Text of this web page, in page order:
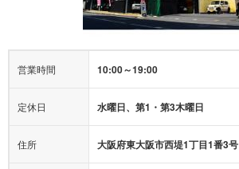
営業時間 10:00～19:00
定休日 水曜日、第1・第3木曜日
住所 大阪府東大阪市西堤1丁目1番3号